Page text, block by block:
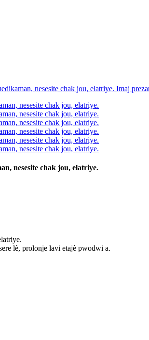
nesesite chak jou, elatriye.
lè, prolonje lavi etajè pwodwi a.